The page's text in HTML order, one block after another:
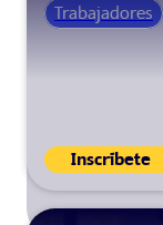
Trabajadores
Inscríbete